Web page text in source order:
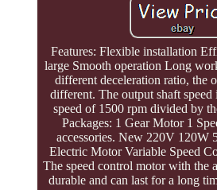
Features: Flexible installation
large Smooth operation Long
different deceleration ratio, the
different. The output shaft speed
speed of 1500 rpm divided by
Packages: 1 Gear Motor 1
accessories. New 220V 120W
Electric Motor Variable Speed
The speed control motor with the
durable and can last for a long